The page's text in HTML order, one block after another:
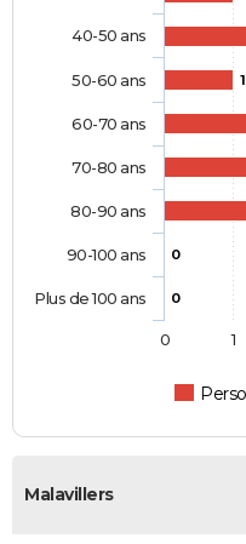
1
0
0
40-50 ans
50-60 ans
60-70 ans
70-80 ans
80-90 ans
90-100 ans
Plus de 100 ans
0 1
Malavillers